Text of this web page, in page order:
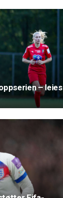
– leies